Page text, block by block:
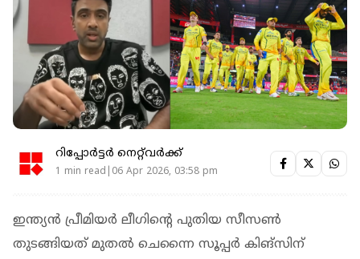
റിപ്പോർട്ടർ നെറ്റ്‌വര്‍ക്ക്‌
1 min read|06 Apr 2026, 03:58 pm
ഇന്ത്യൻ പ്രീമിയർ ലീഗിന്റെ പുതിയ സീസൺ
തുടങ്ങിയത് മുതൽ ചെന്നൈ സൂപ്പർ കിങ്സിന്